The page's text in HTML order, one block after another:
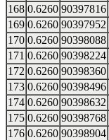
168 0.6260 90397816
169 0.6260 90397952
170 0.6260 90398088
171 0.6260 90398224
172 0.6260 90398360
173 0.6260 90398496
174 0.6260 90398632
175 0.6260 90398768
176 0.6260 90398904